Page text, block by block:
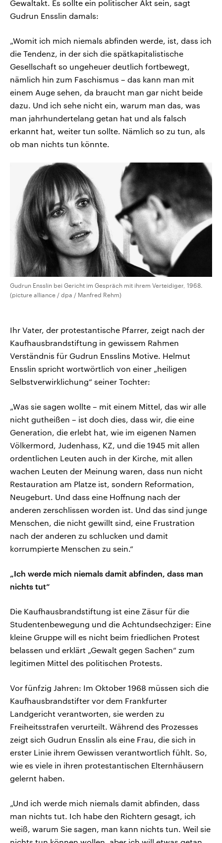
Gewaltakt. Es sollte ein politischer Akt sein, sagt
Gudrun Ensslin damals:
„Womit ich mich niemals abfinden werde, ist, dass ich
die Tendenz, in der sich die spätkapitalistische
Gesellschaft so ungeheuer deutlich fortbewegt,
nämlich hin zum Faschismus – das kann man mit
einem Auge sehen, da braucht man gar nicht beide
dazu. Und ich sehe nicht ein, warum man das, was
man jahrhundertelang getan hat und als falsch
erkannt hat, weiter tun sollte. Nämlich so zu tun, als
ob man nichts tun könnte.
Gudrun Ensslin bei Gericht im Gespräch mit ihrem Verteidiger, 1968.
(picture alliance / dpa / Manfred Rehm)
Ihr Vater, der protestantische Pfarrer, zeigt nach der
Kaufhausbrandstiftung in gewissem Rahmen
Verständnis für Gudrun Ensslins Motive. Helmut
Ensslin spricht wortwörtlich von einer „heiligen
Selbstverwirklichung“ seiner Tochter:
„Was sie sagen wollte – mit einem Mittel, das wir alle
nicht gutheißen – ist doch dies, dass wir, die eine
Generation, die erlebt hat, wie im eigenen Namen
Völkermord, Judenhass, KZ, und die 1945 mit allen
ordentlichen Leuten auch in der Kirche, mit allen
wachen Leuten der Meinung waren, dass nun nicht
Restauration am Platze ist, sondern Reformation,
Neugeburt. Und dass eine Hoffnung nach der
anderen zerschlissen worden ist. Und das sind junge
Menschen, die nicht gewillt sind, eine Frustration
nach der anderen zu schlucken und damit
korrumpierte Menschen zu sein.“
„Ich werde mich niemals damit abfinden, dass man
nichts tut“
Die Kaufhausbrandstiftung ist eine Zäsur für die
Studentenbewegung und die Achtundsechziger: Eine
kleine Gruppe will es nicht beim friedlichen Protest
belassen und erklärt „Gewalt gegen Sachen“ zum
legitimen Mittel des politischen Protests.
Vor fünfzig Jahren: Im Oktober 1968 müssen sich die
Kaufhausbrandstifter vor dem Frankfurter
Landgericht verantworten, sie werden zu
Freiheitsstrafen verurteilt. Während des Prozesses
zeigt sich Gudrun Ensslin als eine Frau, die sich in
erster Linie ihrem Gewissen verantwortlich fühlt. So,
wie es viele in ihren protestantischen Elternhäusern
gelernt haben.
„Und ich werde mich niemals damit abfinden, dass
man nichts tut. Ich habe den Richtern gesagt, ich
weiß, warum Sie sagen, man kann nichts tun. Weil sie